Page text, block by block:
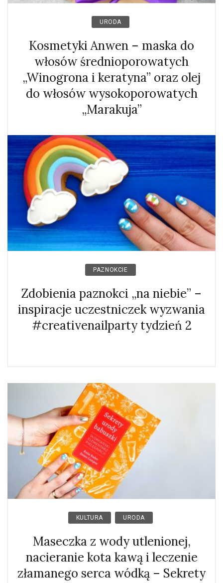
URODA
Kosmetyki Anwen – maska do
włosów średnioporowatych
„Winogrona i keratyna” oraz olej
do włosów wysokoporowatych
„Marakuja”
PAZNOKCIE
Zdobienia paznokci „na niebie” –
inspiracje uczestniczek wyzwania
#creativenailparty tydzień 2
KULTURA URODA
Maseczka z wody utlenionej,
nacieranie kota kawą i leczenie
złamanego serca wódką – Sekrety